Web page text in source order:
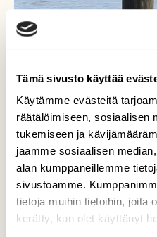
Tämä sivusto käyttää
Käytämme evästeitä
räätälöimiseen, sosiaalisen
tukemiseen ja
jaamme sosiaalisen
alan kumppaneillemme
sivustoamme.
tietoja muihin tietoihin, joita
kerätty, kun olet käyttänyt
Urostelkkä näytti
päässä lepäilevää